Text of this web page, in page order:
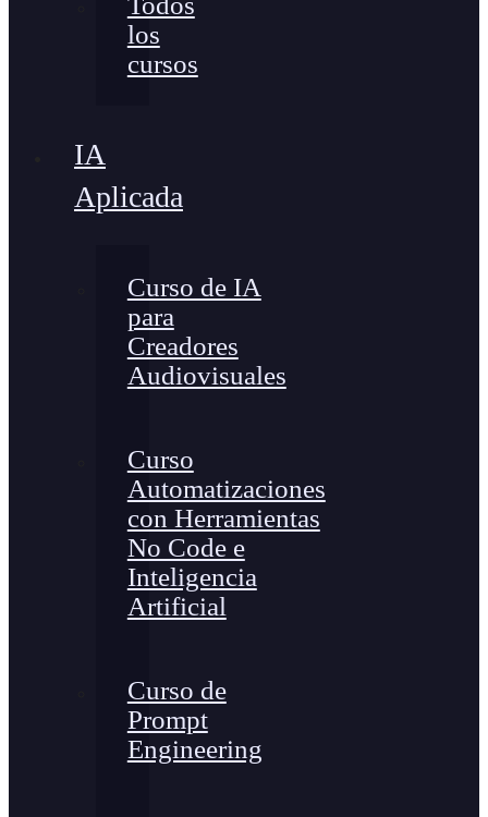
los
cursos
IA
Aplicada
Curso de IA
para
Creadores
Audiovisuales
Curso
Automatizaciones
con Herramientas
No Code e
Inteligencia
Artificial
Curso de
Prompt
Engineering